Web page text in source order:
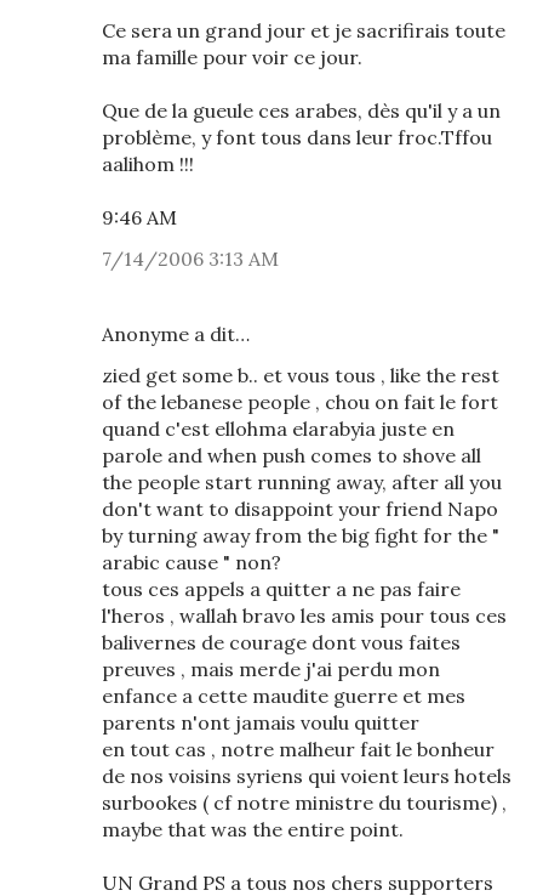
Ce sera un grand jour et je sacrifirais toute
ma famille pour voir ce jour.
Que de la gueule ces arabes, dès qu'il y a un
problème, y font tous dans leur froc.Tffou
aalihom !!!
9:46 AM
7/14/2006 3:13 AM
Anonyme a dit…
zied get some b.. et vous tous , like the rest
of the lebanese people , chou on fait le fort
quand c'est ellohma elarabyia juste en
parole and when push comes to shove all
the people start running away, after all you
don't want to disappoint your friend Napo
by turning away from the big fight for the "
arabic cause " non?
tous ces appels a quitter a ne pas faire
l'heros , wallah bravo les amis pour tous ces
balivernes de courage dont vous faites
preuves , mais merde j'ai perdu mon
enfance a cette maudite guerre et mes
parents n'ont jamais voulu quitter
en tout cas , notre malheur fait le bonheur
de nos voisins syriens qui voient leurs hotels
surbookes ( cf notre ministre du tourisme) ,
maybe that was the entire point.
UN Grand PS a tous nos chers supporters